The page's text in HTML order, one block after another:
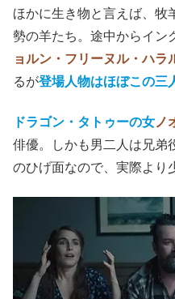
ほかに生き物と言えば、牧
勢の羊たち。途中からイン
ョルン・フリーヌル・ハラ
るが登場人物はほぼこの三
ドラゴン・タトゥーの女 ノ
俳優。しかも男二人は兄弟
のひげ面なので、実際より